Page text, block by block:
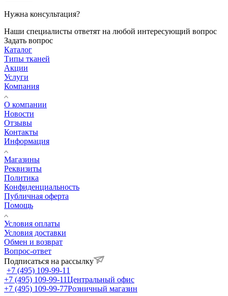
Нужна консультация?
Наши специалисты ответят на любой интересующий вопрос
Задать вопрос
Каталог
Типы тканей
Акции
Услуги
Компания
О компании
Новости
Отзывы
Контакты
Информация
Магазины
Реквизиты
Политика
Конфиденциальность
Публичная оферта
Помощь
Условия оплаты
Условия доставки
Обмен и возврат
Вопрос-ответ
Подписаться на рассылку
+7 (495) 109-99-11
+7 (495) 109-99-11Центральный офис
+7 (495) 109-99-77Розничный магазин